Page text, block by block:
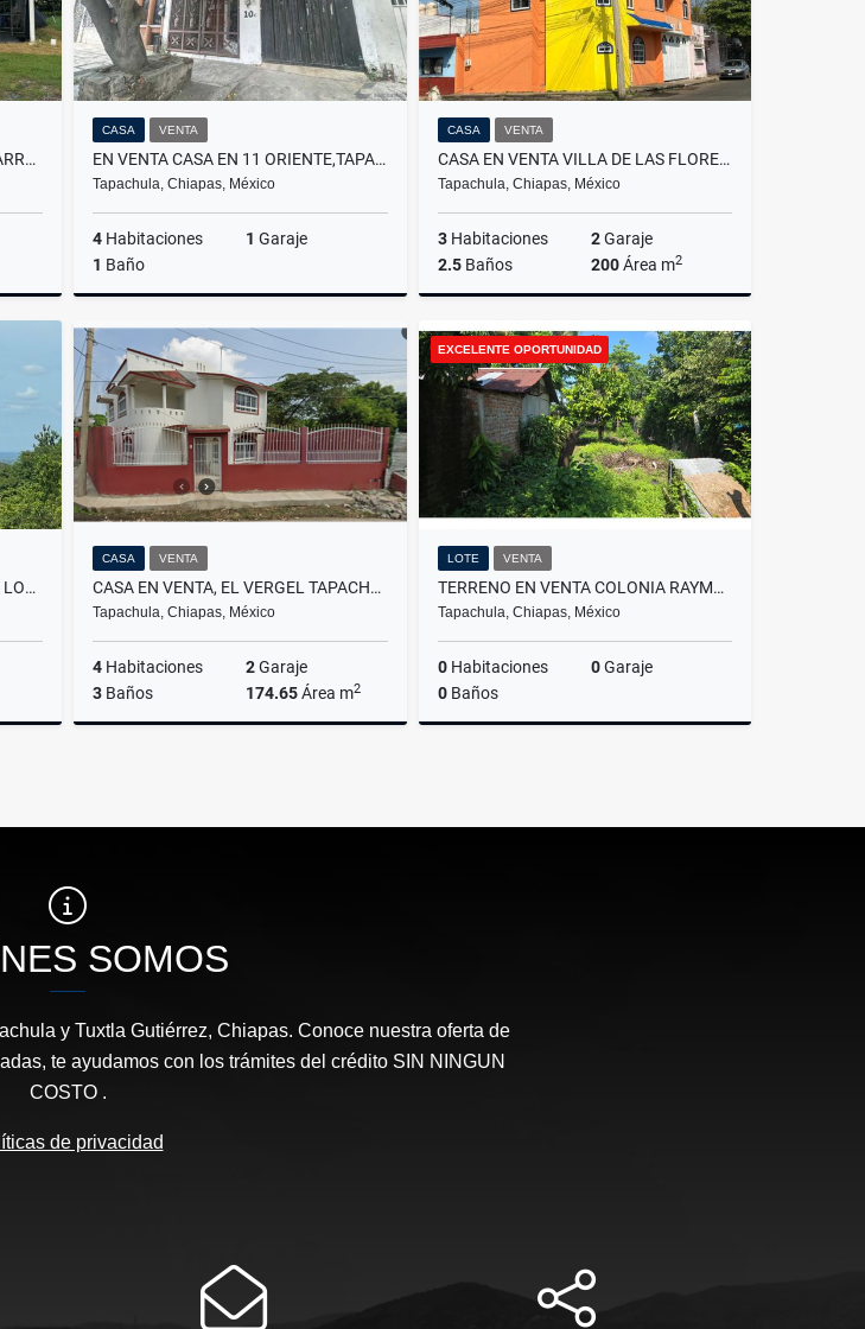
TERRENO 16,000 M² FRENTE A CARRETERA INTERNACIONAL TALISMÁN –T. CHICO
CASA VENTA
EN VENTA CASA EN 11 ORIENTE,TAPACHULA
Tapachula, Chiapas, México
4 Habitaciones 1 Garaje
1 Baño
Venta
$2,350,000
CASA VENTA
CASA EN VENTA VILLA DE LAS FLORES,TAPACHULA.
Tapachula, Chiapas, México
3Habitaciones 2Garaje
2.5Baños 200Área m2
Venta
$2,150,000
SE VENDE TERRENO EN COLONIA LOS JAZMINES TAPACHULA
CASA VENTA
CASA EN VENTA, EL VERGEL TAPACHULA
Tapachula, Chiapas, México
4 Habitaciones 2Garaje
3 Baños 174.65Área m2
EXCELENTE OPORTUNIDAD
LOTE VENTA
TERRENO EN VENTA COLONIA RAYMUNDO ENRIQUEZ
Tapachula, Chiapas, México
0Habitaciones 0Garaje
0Baños
SOMOS
y Tuxtla Gutiérrez, Chiapas. Conoce nuestra oferta de
te ayudamos con los trámites del crédito SIN NINGUN
COSTO .
de privacidad